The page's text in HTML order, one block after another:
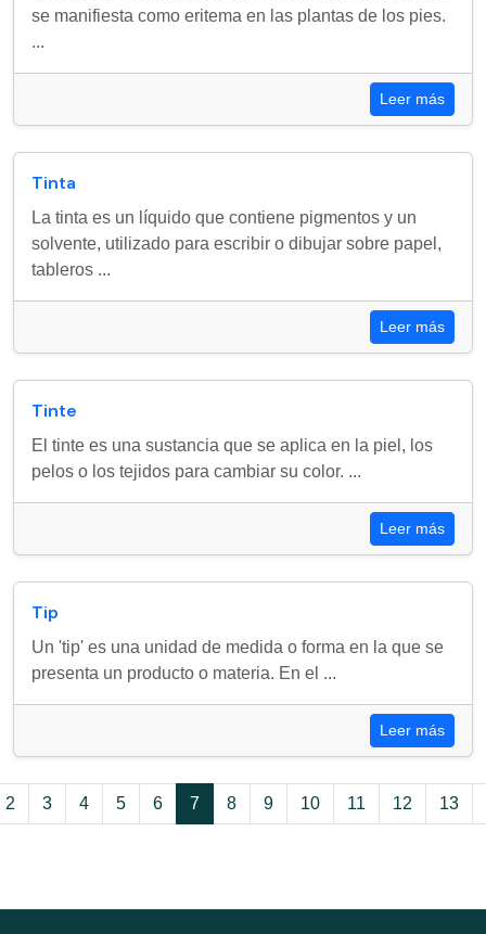
se manifiesta como eritema en las plantas de los pies.
...
Leer más
Tinta
La tinta es un líquido que contiene pigmentos y un
solvente, utilizado para escribir o dibujar sobre papel,
tableros ...
Leer más
Tinte
El tinte es una sustancia que se aplica en la piel, los
pelos o los tejidos para cambiar su color. ...
Leer más
Tip
Un 'tip' es una unidad de medida o forma en la que se
presenta un producto o materia. En el ...
Leer más
2 3 4 5 6 7 8 9 10 11 12 13